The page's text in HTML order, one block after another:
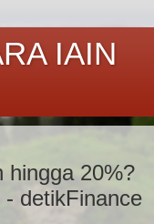
IAIN
hingga 20%?
detikFinance